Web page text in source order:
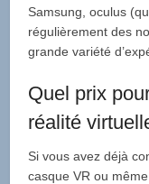
Samsung, oculus
régulièrement des
grande variété
Quel prix
réalité
Si vous avez déjà
casque VR ou